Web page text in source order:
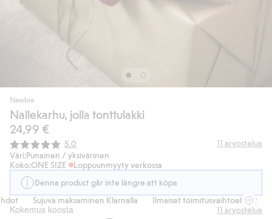
Newbie
Nallekarhu, jolla tonttulakki
24,99 €
Keskimääräinen luokitus:
5.0 11 arvostelua
Väri:Punainen / yksivärinen
Koko:ONE SIZE
Loppuunmyyty verkossa
Denna product går inte längre att köpa
Sujuva maksaminen Klarnalla Ilmaiset toimitusvaihtoehdot
Kokemus koosta 11 arvostelua